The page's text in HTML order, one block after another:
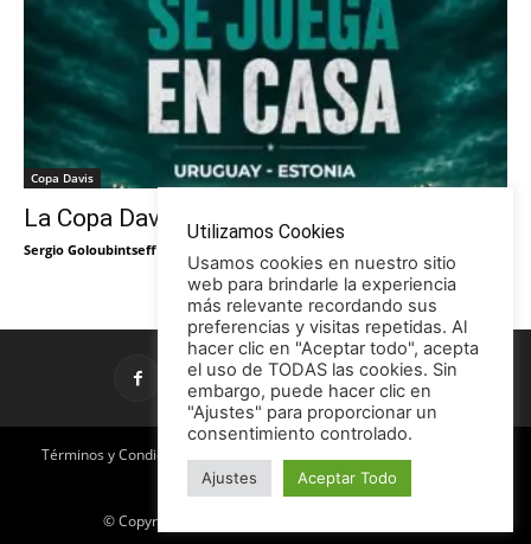
Copa Davis
La Copa Davis vuelve al Círculo
Sergio Goloubintseff
Términos y Condiciones
Publicidad en TCE
Licencia CC
© Copyright 2026 - Tenis con Estilo / TCE Noticias
Utilizamos Cookies
Usamos cookies en nuestro sitio
web para brindarle la experiencia
más relevante recordando sus
preferencias y visitas repetidas. Al
hacer clic en "Aceptar todo", acepta
el uso de TODAS las cookies. Sin
embargo, puede hacer clic en
"Ajustes" para proporcionar un
consentimiento controlado.
Ajustes Aceptar Todo